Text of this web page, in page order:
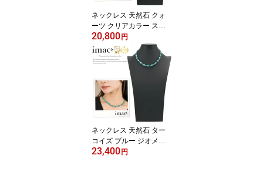
ネックレス 天然石 クォ
ーツ クリアカラー スパ
イラル 67cm 150056
【イマックジュエリー公
式】
20,800円
ネックレス 天然石 ター
コイズ ブルー ジオメト
リック 41cm nl150969
23,400円